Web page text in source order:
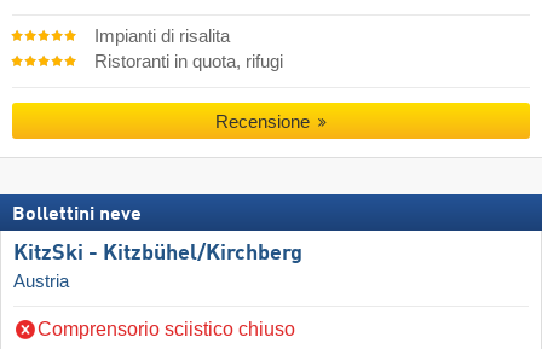
Impianti di risalita
Ristoranti in quota, rifugi
Recensione
Bollettini neve
KitzSki - Kitzbühel/​Kirchberg
Austria
Comprensorio sciistico chiuso